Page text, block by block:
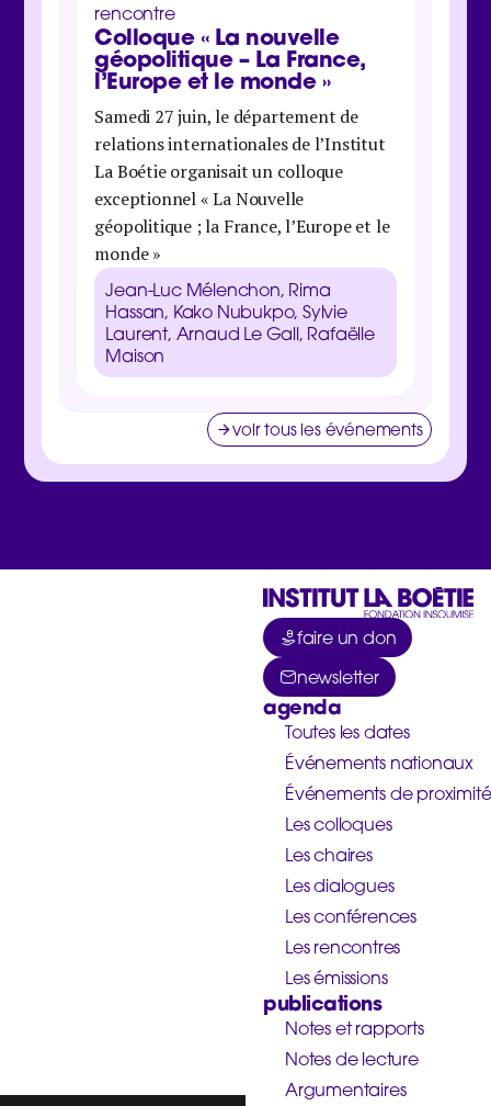
rencontre
Colloque « La nouvelle
géopolitique – La France,
l’Europe et le monde »
Samedi 27 juin, le département de
relations internationales de l’Institut
La Boétie organisait un colloque
exceptionnel « La Nouvelle
géopolitique ; la France, l’Europe et le
monde »
Jean-Luc Mélenchon, Rima
Hassan, Kako Nubukpo, Sylvie
Laurent, Arnaud Le Gall, Rafaëlle
Maison
voir tous les événements
faire un don
newsletter
agenda
Toutes les dates
Événements nationaux
Événements de proximité
Les colloques
Les chaires
Les dialogues
Les conférences
Les rencontres
Les émissions
publications
Notes et rapports
Notes de lecture
Argumentaires